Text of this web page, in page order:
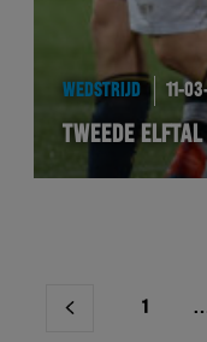
WEDSTRIJD 11-
TWEEDE
Berichtnavigatie
1